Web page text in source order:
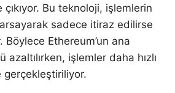
Bu teknoloji, işlemlerin
sadece itiraz edilirse
Böylece Ethereum’un ana
azaltılırken, işlemler daha hızlı